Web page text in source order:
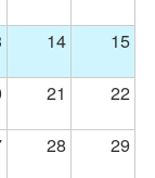
14
15
21
22
28
29